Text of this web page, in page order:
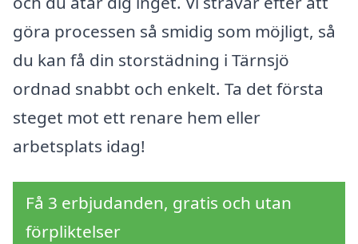
göra processen så smidig som möjligt, så
du kan få din storstädning i Tärnsjö
ordnad snabbt och enkelt. Ta det första
steget mot ett renare hem eller
arbetsplats idag!
Få 3 erbjudanden, gratis och utan
förpliktelser